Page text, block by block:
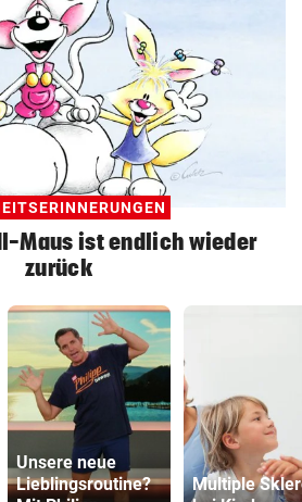
Maus ist endlich wieder
zurück
Unsere neue
Lieblingsroutine?
Multiple